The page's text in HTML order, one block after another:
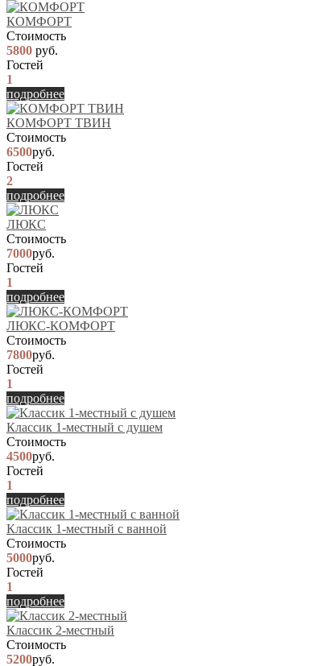
КОМФОРТ
Стоимость
5800 руб.
Гостей
1
подробнее
КОМФОРТ ТВИН
Стоимость
6500руб.
Гостей
2
подробнее
ЛЮКС
Стоимость
7000руб.
Гостей
1
подробнее
ЛЮКС-КОМФОРТ
Стоимость
7800руб.
Гостей
1
подробнее
Классик 1-местный с душем
Стоимость
4500руб.
Гостей
1
подробнее
Классик 1-местный с ванной
Стоимость
5000руб.
Гостей
1
подробнее
Классик 2-местный
Стоимость
5200руб.